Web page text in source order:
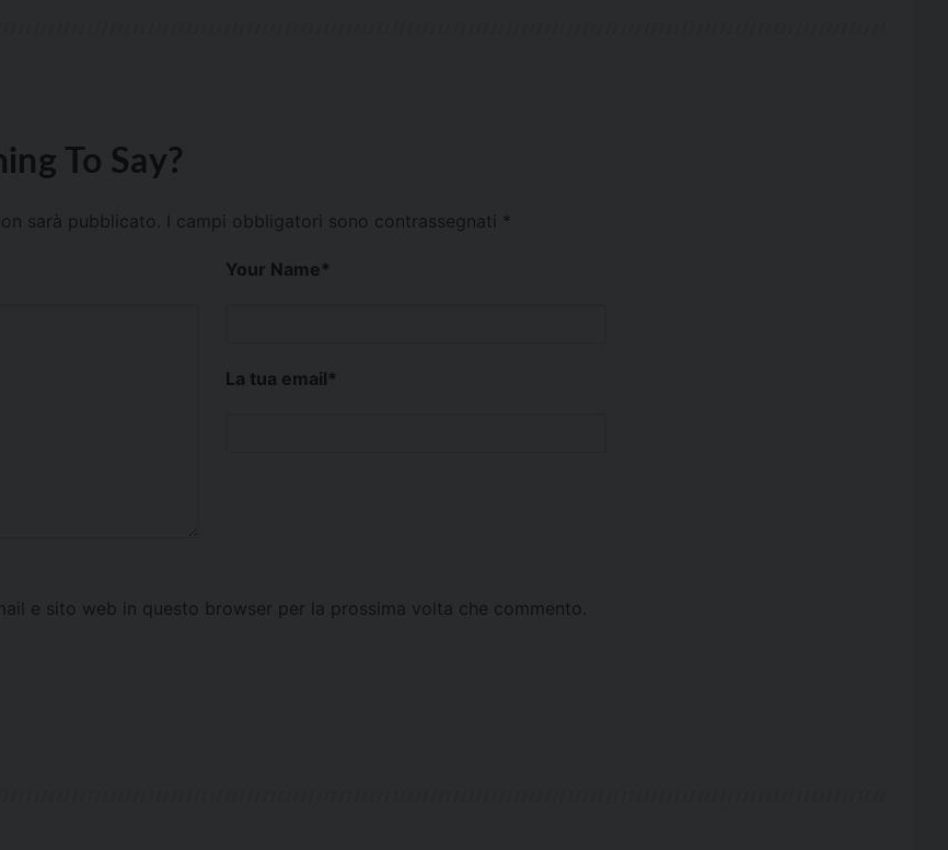
To Say?
sarà pubblicato. I campi obbligatori sono contrassegnati *
Your Name*
La tua email*
e sito web in questo browser per la prossima volta che commento.